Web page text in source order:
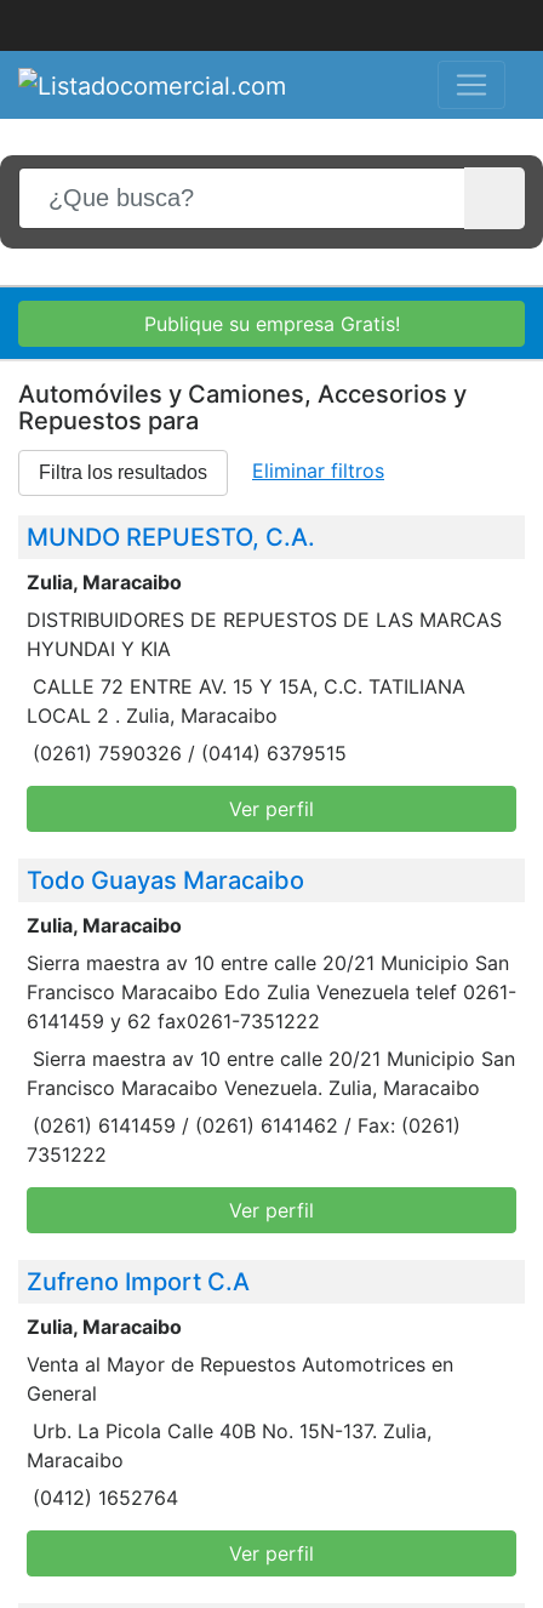
Publique su empresa Gratis!
Automóviles y Camiones, Accesorios y
Repuestos para
Filtra los resultados Eliminar filtros
MUNDO REPUESTO, C.A.
Zulia, Maracaibo
DISTRIBUIDORES DE REPUESTOS DE LAS MARCAS
HYUNDAI Y KIA
CALLE 72 ENTRE AV. 15 Y 15A, C.C. TATILIANA
LOCAL 2 . Zulia, Maracaibo
(0261) 7590326 / (0414) 6379515
Ver perfil
Todo Guayas Maracaibo
Zulia, Maracaibo
Sierra maestra av 10 entre calle 20/21 Municipio San
Francisco Maracaibo Edo Zulia Venezuela telef 0261-
6141459 y 62 fax0261-7351222
Sierra maestra av 10 entre calle 20/21 Municipio San
Francisco Maracaibo Venezuela. Zulia, Maracaibo
(0261) 6141459 / (0261) 6141462 / Fax: (0261)
7351222
Ver perfil
Zufreno Import C.A
Zulia, Maracaibo
Venta al Mayor de Repuestos Automotrices en
General
Urb. La Picola Calle 40B No. 15N-137. Zulia,
Maracaibo
(0412) 1652764
Ver perfil